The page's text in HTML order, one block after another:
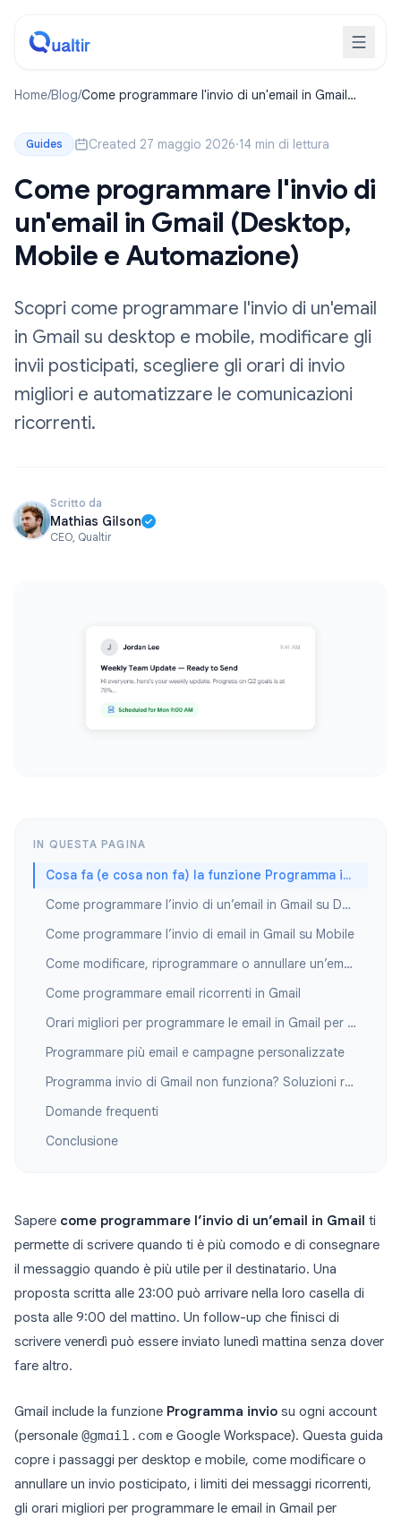
Home/Blog/Come programmare l'invio di un'email in Gmail
Guides Created 27 maggio 2026·14 min di lettura
Come programmare l'invio di
un'email in Gmail (Desktop,
Mobile e Automazione)
Scopri come programmare l'invio di un'email
in Gmail su desktop e mobile, modificare gli
invii posticipati, scegliere gli orari di invio
migliori e automatizzare le comunicazioni
ricorrenti.
Scritto da
Mathias Gilson
CEO, Qualtir
IN QUESTA PAGINA
Cosa fa (e cosa non fa) la funzione Programma invio di Gmail
Come programmare l’invio di un’email in Gmail su Desktop
Come programmare l’invio di email in Gmail su Mobile
Come modificare, riprogrammare o annullare un’email programmata
Come programmare email ricorrenti in Gmail
Orari migliori per programmare le email in Gmail per le aperture
Programmare più email e campagne personalizzate
Programma invio di Gmail non funziona? Soluzioni rapide
Domande frequenti
Conclusione
Sapere come programmare l’invio di un’email in Gmail ti
permette di scrivere quando ti è più comodo e di consegnare
il messaggio quando è più utile per il destinatario. Una
proposta scritta alle 23:00 può arrivare nella loro casella di
posta alle 9:00 del mattino. Un follow-up che finisci di
scrivere venerdì può essere inviato lunedì mattina senza dover
fare altro.
Gmail include la funzione Programma invio su ogni account
(personale @gmail.com e Google Workspace). Questa guida
copre i passaggi per desktop e mobile, come modificare o
annullare un invio posticipato, i limiti dei messaggi ricorrenti,
gli orari migliori per programmare le email in Gmail per